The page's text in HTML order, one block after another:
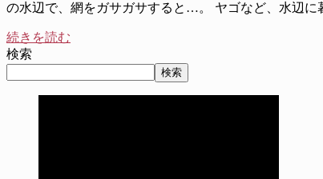
の水辺で、網をガサガサすると…。 ヤゴなど、水辺
続きを読む
検索
検索